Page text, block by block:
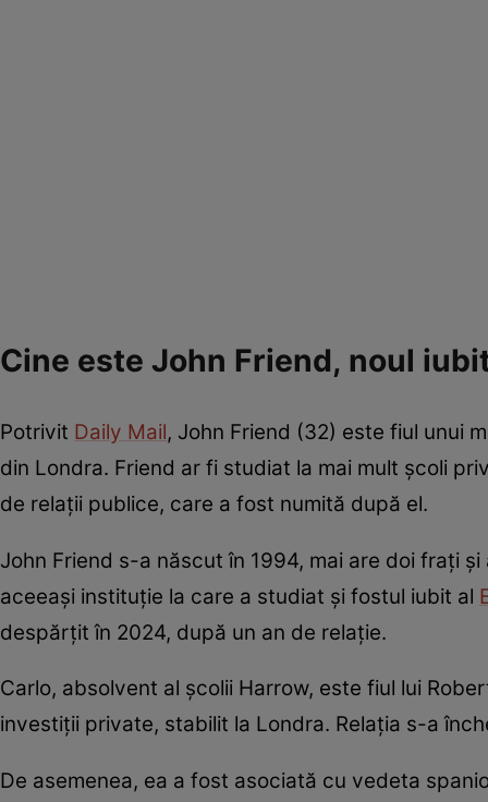
Cine este John Friend, noul
Potrivit Daily Mail, John Friend (32) este fiul unui
din Londra. Friend ar fi studiat la mai mult școli
de relații publice, care a fost numită după el.
John Friend s-a născut în 1994, mai are doi frați
aceeași instituție la care a studiat și fostul iubit al
despărțit în 2024, după un an de relație.
Carlo, absolvent al școlii Harrow, este fiul lui
investiții private, stabilit la Londra. Relația s-a
De asemenea, ea a fost asociată cu vedeta